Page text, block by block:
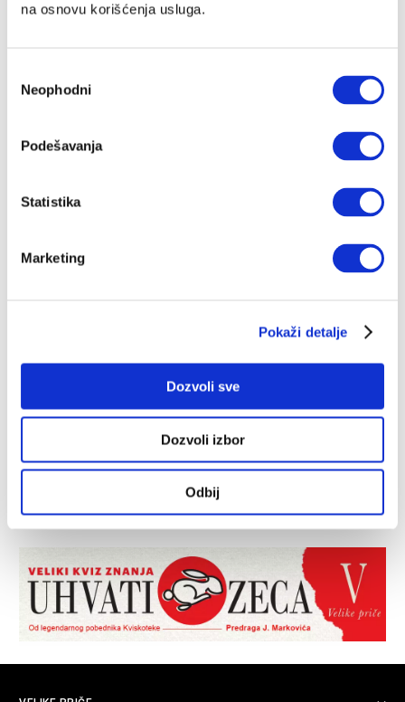
na osnovu korišćenja usluga.
сагласности
Neophodni
Podešavanja
Statistika
Marketing
Pokaži detalje
Dozvoli sve
Dozvoli izbor
Odbij
Zaboravljena lozinka?